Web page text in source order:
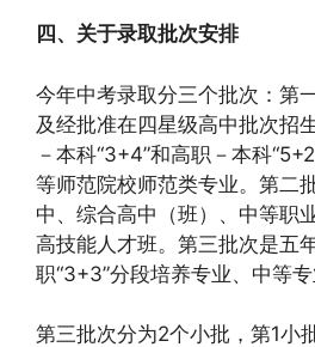
四、关于录取批次安排
今年中考录取分三个批次：第
及经批准在四星级高中批次招
－本科“3+4”和高职－本科
等师范院校师范类专业。第二
中、综合高中（班）、中等职
高技能人才班。第三批次是五
职“3+3”分段培养专业、中等专
第三批次分为2个小批，第1小